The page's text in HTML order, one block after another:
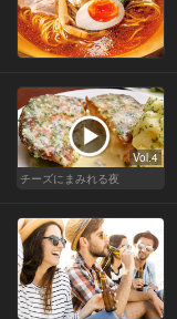
Vol.4
チーズにまみれる夜